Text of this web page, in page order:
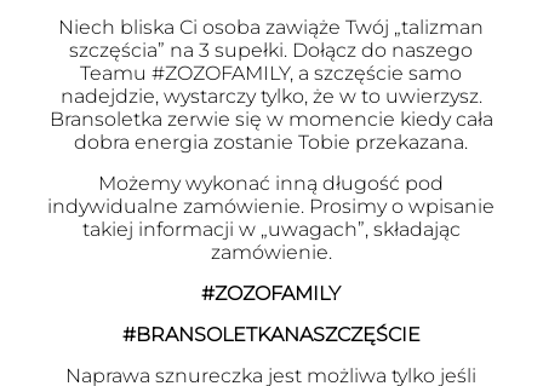
Niech bliska Ci osoba zawiąże Twój „talizman
szczęścia” na 3 supełki. Dołącz do naszego
Teamu #ZOZOFAMILY, a szczęście samo
nadejdzie, wystarczy tylko, że w to uwierzysz.
Bransoletka zerwie się w momencie kiedy cała
dobra energia zostanie Tobie przekazana.
Możemy wykonać inną długość pod
indywidualne zamówienie. Prosimy o wpisanie
takiej informacji w „uwagach”, składając
zamówienie.
#ZOZOFAMILY
#BRANSOLETKANASZCZĘŚCIE
Naprawa sznureczka jest możliwa tylko jeśli